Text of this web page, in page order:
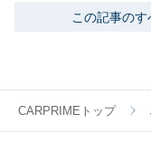
この記事のす
CARPRIMEトップ